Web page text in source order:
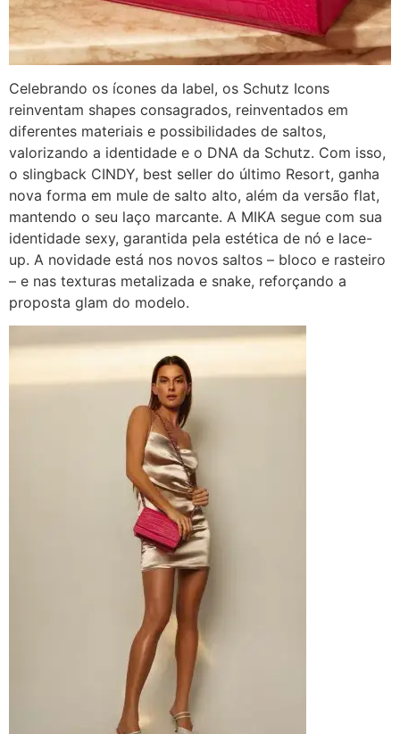
Celebrando os ícones da label, os Schutz Icons
reinventam shapes consagrados, reinventados em
diferentes materiais e possibilidades de saltos,
valorizando a identidade e o DNA da Schutz. Com isso,
o slingback CINDY, best seller do último Resort, ganha
nova forma em mule de salto alto, além da versão flat,
mantendo o seu laço marcante. A MIKA segue com sua
identidade sexy, garantida pela estética de nó e lace-
up. A novidade está nos novos saltos – bloco e rasteiro
– e nas texturas metalizada e snake, reforçando a
proposta glam do modelo.